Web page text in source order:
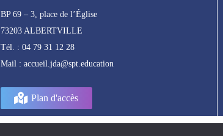
BP 69 – 3, place de l’Église
73203 ALBERTVILLE
Tél. : 04 79 31 12 28
Mail : accueil.jda@spt.education
Plan d'accès